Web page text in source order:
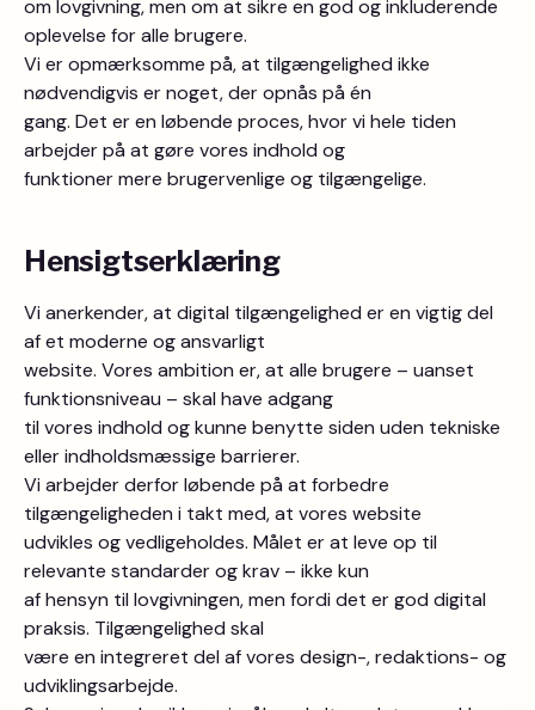
om lovgivning, men om at sikre en god og inkluderende
oplevelse for alle brugere.
Vi er opmærksomme på, at tilgængelighed ikke
nødvendigvis er noget, der opnås på én
gang. Det er en løbende proces, hvor vi hele tiden
arbejder på at gøre vores indhold og
funktioner mere brugervenlige og tilgængelige.
Hensigtserklæring
Vi anerkender, at digital tilgængelighed er en vigtig del
af et moderne og ansvarligt
website. Vores ambition er, at alle brugere – uanset
funktionsniveau – skal have adgang
til vores indhold og kunne benytte siden uden tekniske
eller indholdsmæssige barrierer.
Vi arbejder derfor løbende på at forbedre
tilgængeligheden i takt med, at vores website
udvikles og vedligeholdes. Målet er at leve op til
relevante standarder og krav – ikke kun
af hensyn til lovgivningen, men fordi det er god digital
praksis. Tilgængelighed skal
være en integreret del af vores design-, redaktions- og
udviklingsarbejde.